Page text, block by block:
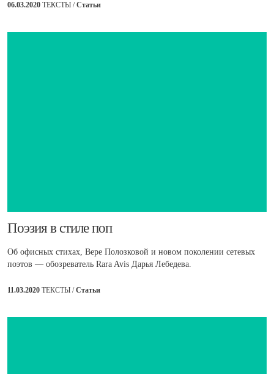
06.03.2020 ТЕКСТЫ /Статьи
​Поэзия в стиле поп
Об офисных стихах, Вере Полозковой и новом поколении сетевых
поэтов — обозреватель Rara Avis Дарья Лебедева.
11.03.2020 ТЕКСТЫ /Статьи